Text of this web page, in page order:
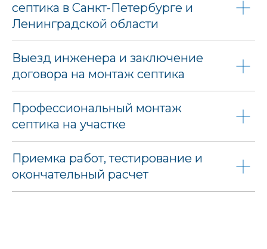
септика в Санкт-Петербурге и
Ленинградской области
Выезд инженера и заключение
договора на монтаж септика
Профессиональный монтаж
септика на участке
Приемка работ, тестирование и
окончательный расчет